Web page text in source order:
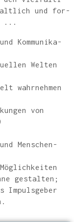
und for­
...
Kom­mu­ni­ka­
Wel­ten
wahr­neh­men
von
Men­schen­
gestalten;
Impuls­ge­ber